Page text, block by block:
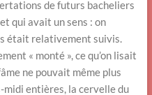
de futurs bacheliers
qui avait un sens : on
était relativement suivis.
« monté », ce qu’on lisait
ne pouvait même plus
midi entières, la cervelle du